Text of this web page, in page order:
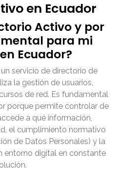
en Ecuador
Activo y por
para mi
Ecuador?
servicio de directorio de
la gestión de usuarios,
de red. Es fundamental
porque permite controlar de
a qué información,
el cumplimiento normativo
de Datos Personales) y la
entorno digital en constante